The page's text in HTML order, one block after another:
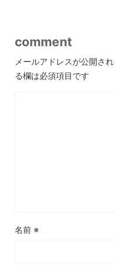
comment
メールアドレスが公開さ
る欄は必須項目です
名前 ※